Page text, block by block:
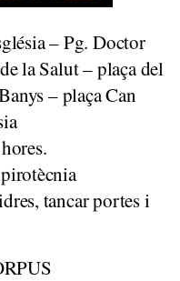
– Pg. Doctor
la Salut – plaça del
– plaça Can
tancar portes i